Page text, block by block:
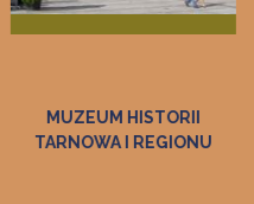
REGIONALNE CENTRUM
EDUKACJI O PAMIĘCI IM.